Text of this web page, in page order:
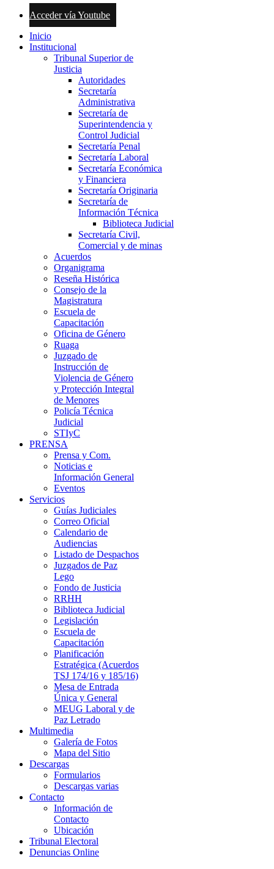
Acceder vía Youtube
Inicio
Institucional
Tribunal Superior de
Justicia
Autoridades
Secretaría
Administrativa
Secretaría de
Superintendencia y
Control Judicial
Secretaría Penal
Secretaría Laboral
Secretaría Económica
y Financiera
Secretaría Originaria
Secretaría de
Información Técnica
Biblioteca Judicial
Secretaría Civil,
Comercial y de minas
Acuerdos
Organigrama
Reseña Histórica
Consejo de la
Magistratura
Escuela de
Capacitación
Oficina de Género
Ruaga
Juzgado de
Instrucción de
Violencia de Género
y Protección Integral
de Menores
Policía Técnica
Judicial
STIyC
PRENSA
Prensa y Com.
Noticias e
Información General
Eventos
Servicios
Guías Judiciales
Correo Oficial
Calendario de
Audiencias
Listado de Despachos
Juzgados de Paz
Lego
Fondo de Justicia
RRHH
Biblioteca Judicial
Legislación
Escuela de
Capacitación
Planificación
Estratégica (Acuerdos
TSJ 174/16 y 185/16)
Mesa de Entrada
Única y General
MEUG Laboral y de
Paz Letrado
Multimedia
Galería de Fotos
Mapa del Sitio
Descargas
Formularios
Descargas varias
Contacto
Información de
Contacto
Ubicación
Tribunal Electoral
Denuncias Online